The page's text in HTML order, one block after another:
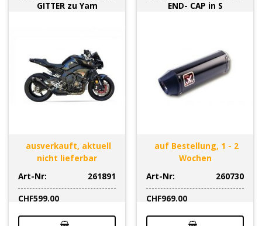
GITTER zu Yam
ausverkauft, aktuell
nicht lieferbar
Art-Nr:
261891
CHF599.00
END- CAP in S
auf Bestellung, 1 - 2
Wochen
Art-Nr:
260730
CHF969.00